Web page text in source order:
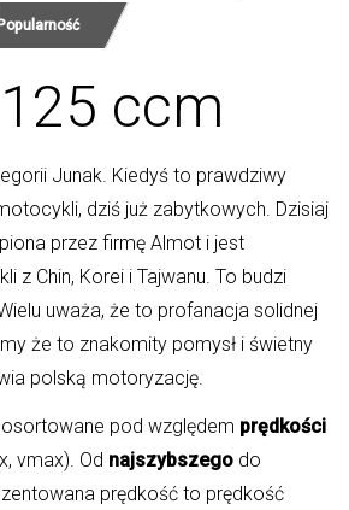
Popularność
ccm
Junak. Kiedyś to prawdziwy
dziś już zabytkowych. Dzisiaj
przez firmę Almot i jest
z Chin, Korei i Tajwanu. To budzi
uważa, że to profanacja solidnej
że to znakomity pomysł i świetny
polską motoryzację.
pod względem prędkości
vmax). Od najszybszego do
prędkość to prędkość